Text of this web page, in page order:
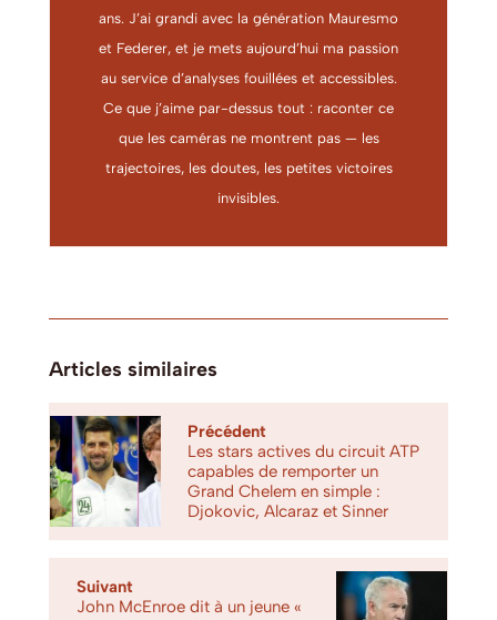
ans. J’ai grandi avec la génération Mauresmo
et Federer, et je mets aujourd’hui ma passion
au service d’analyses fouillées et accessibles.
Ce que j’aime par-dessus tout : raconter ce
que les caméras ne montrent pas — les
trajectoires, les doutes, les petites victoires
invisibles.
Articles similaires
Précédent
Les stars actives du circuit ATP
capables de remporter un
Grand Chelem en simple :
Djokovic, Alcaraz et Sinner
Suivant
John McEnroe dit à un jeune «